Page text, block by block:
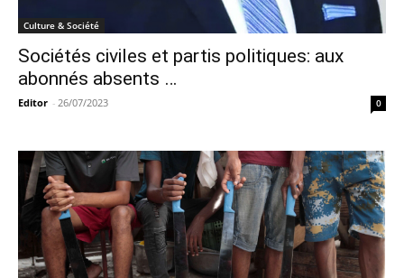
Culture & Société
Sociétés civiles et partis politiques: aux
abonnés absents …
Editor - 26/07/2023 0